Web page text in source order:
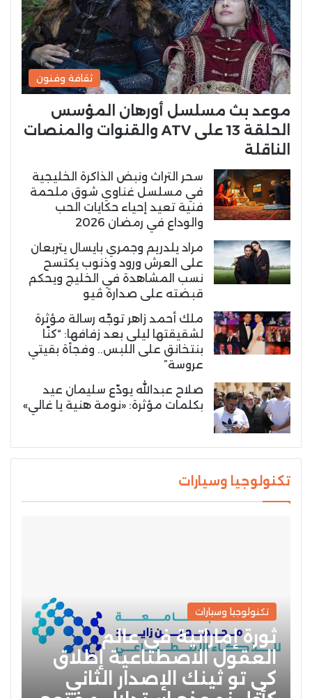
ثقافة وفنون
موعد بث مسلسل أورهان المؤسس
الحلقة 13 على ATV والقنوات والمنصات
الناقلة
سحر التراث ونبض الذاكرة الخليجية
في مسلسل غناوي شوق ملحمة
فنية تعيد إحياء حكايات الحب
والوداع في رمضان 2026
مراد يلدريم وجمري بايسال يتربعان
على العرش ورود وذنوب يكتسح
نسب المشاهدة في الخليج ويحكم
قبضته على صدارة ڤيو
ملك أحمد زاهر توجّه رسالة مؤثرة
لشقيقتها ليلى بعد زفافها: “كنّا
بنتخانق على اللبس.. وفجأة بقيتي
عروسة”
صلاح عبدالله يودّع سليمان عيد
بكلمات مؤثرة: «نومة هنية يا غالي»
تكنولوجيا وسيارات
تكنولوجيا وسيارات
ثورة إماراتية في عالم
العقول الاصطناعية إطلاق
كي تو ثينك الإصدار الثاني